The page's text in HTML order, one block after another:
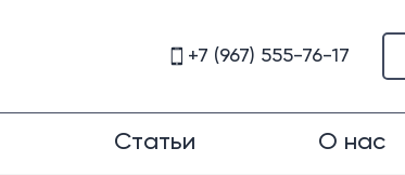
+7 (967) 555-76-17
Статьи О нас